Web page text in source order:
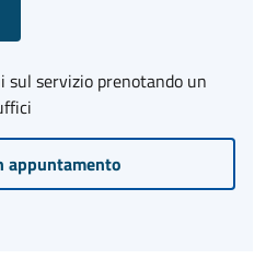
servizio prenotando un
appuntamento